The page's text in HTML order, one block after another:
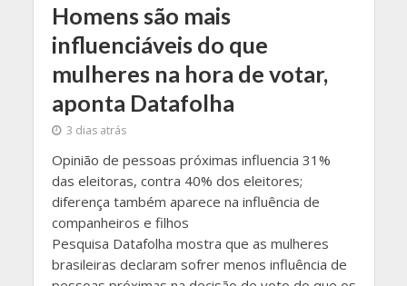
Homens são mais
influenciáveis do que
mulheres na hora de votar,
aponta Datafolha
3 dias atrás
Opinião de pessoas próximas influencia 31%
das eleitoras, contra 40% dos eleitores;
diferença também aparece na influência de
companheiros e filhos
Pesquisa Datafolha mostra que as mulheres
brasileiras declaram sofrer menos influência de